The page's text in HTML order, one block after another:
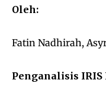
Oleh:
Fatin Nadhirah,
Penganalisis